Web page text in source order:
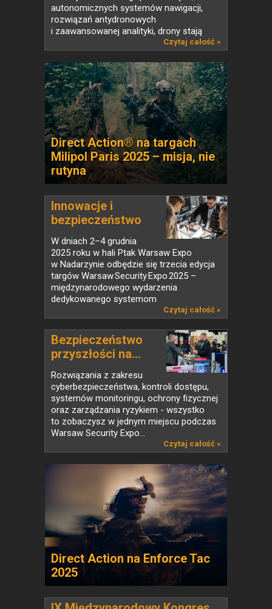
autonomicznych systemów nawigacji,
rozwiązań antydronowych
i zaawansowanej analityki, drony stają
Czytaj całość »
Direct Action® na targach
Milipol Paris 2025 – misja, nie
rutyna
Innowacje i
bezpieczeństwo
w...
W dniach 2–4 grudnia
2025 roku w hali Ptak Warsaw Expo
w Nadarzynie odbędzie się trzecia edycja
targów Warsaw Security Expo 2025 –
międzynarodowego wydarzenia
dedykowanego systemom
Czytaj całość »
Bezpieczeństwo
przyszłości na...
Rozwiązania z zakresu
cyberbezpieczeństwa, kontroli dostępu,
systemów monitoringu, ochrony fizycznej
oraz zarządzania ryzykiem - wszystko
to zobaczysz w jednym miejscu podczas
Warsaw Security Expo...
Czytaj całość »
Direct Action na Enforce Tac
2025